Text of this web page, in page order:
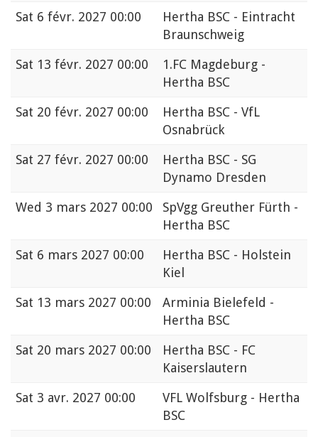
Sat 6 févr. 2027 00:00
Hertha BSC - Eintracht
Braunschweig
Sat 13 févr. 2027 00:00
1.FC Magdeburg -
Hertha BSC
Sat 20 févr. 2027 00:00
Hertha BSC - VfL
Osnabrück
Sat 27 févr. 2027 00:00
Hertha BSC - SG
Dynamo Dresden
Wed 3 mars 2027 00:00
SpVgg Greuther Fürth -
Hertha BSC
Sat 6 mars 2027 00:00
Hertha BSC - Holstein
Kiel
Sat 13 mars 2027 00:00
Arminia Bielefeld -
Hertha BSC
Sat 20 mars 2027 00:00
Hertha BSC - FC
Kaiserslautern
Sat 3 avr. 2027 00:00
VFL Wolfsburg - Hertha
BSC